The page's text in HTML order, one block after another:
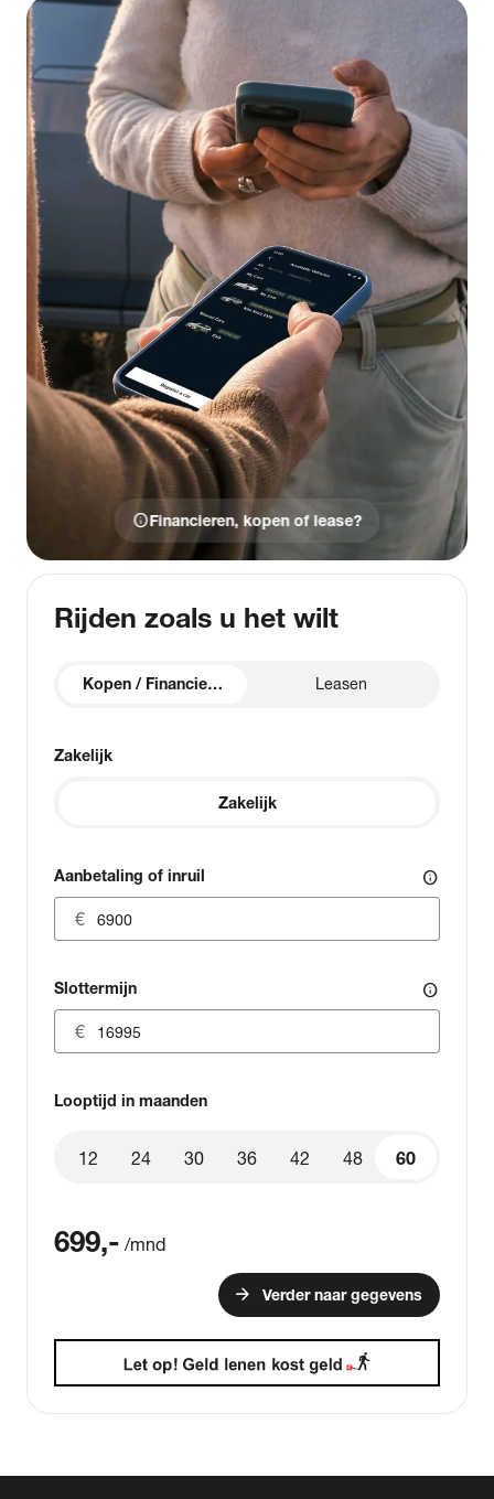
infoFinancieren, kopen of lease?
Rijden zoals u het wilt
Kopen / Financieren Leasen
Zakelijk
Zakelijk
Aanbetaling of inruil info
Slottermijn info
Looptijd in maanden
60
12 24 30 36 42 48 60
699,- /mnd
arrow_forward Verder naar gegevens